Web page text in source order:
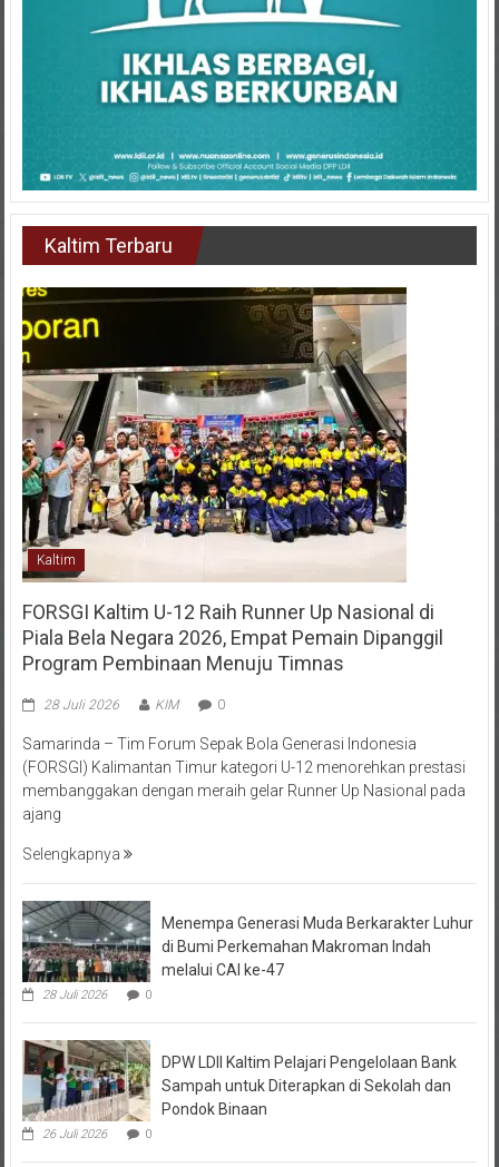
Kaltim Terbaru
Kaltim
FORSGI Kaltim U-12 Raih Runner Up Nasional di
Piala Bela Negara 2026, Empat Pemain Dipanggil
Program Pembinaan Menuju Timnas
28 Juli 2026 KIM 0
Samarinda – Tim Forum Sepak Bola Generasi Indonesia
(FORSGI) Kalimantan Timur kategori U-12 menorehkan prestasi
membanggakan dengan meraih gelar Runner Up Nasional pada
ajang
Selengkapnya
Menempa Generasi Muda Berkarakter Luhur
di Bumi Perkemahan Makroman Indah
melalui CAI ke-47
28 Juli 2026 0
DPW LDII Kaltim Pelajari Pengelolaan Bank
Sampah untuk Diterapkan di Sekolah dan
Pondok Binaan
26 Juli 2026 0